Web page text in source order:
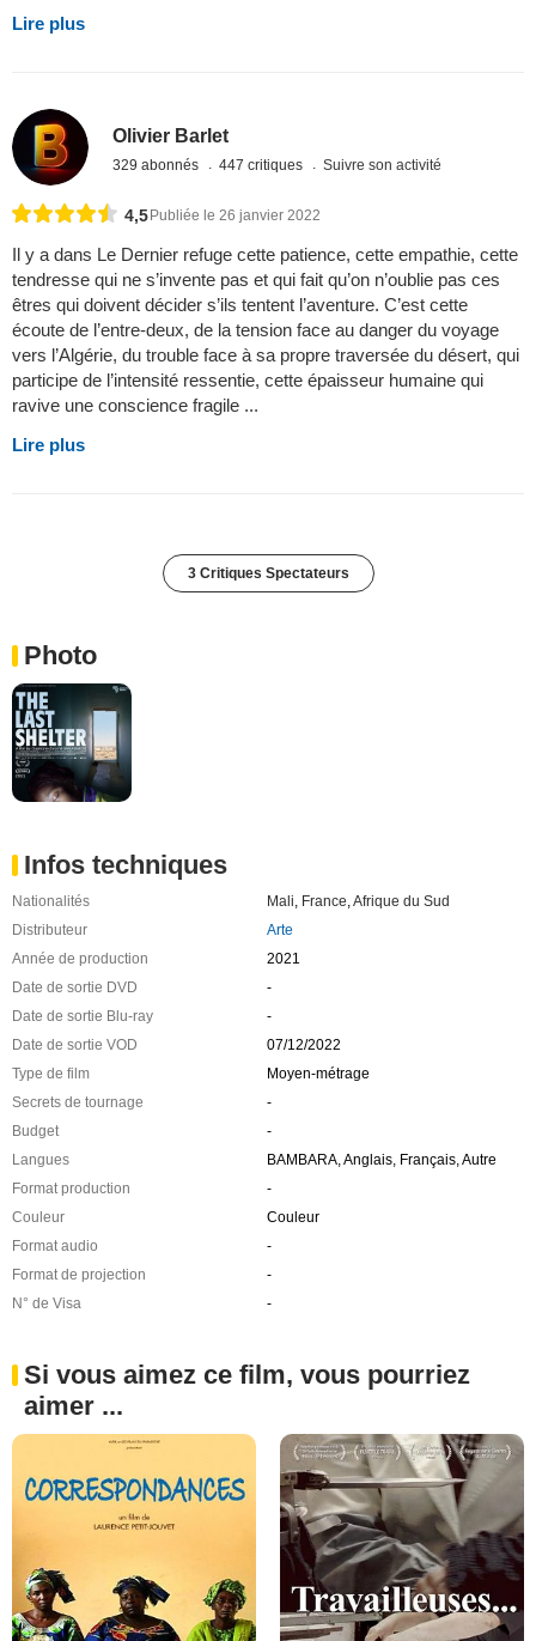
Lire plus
Olivier Barlet
329 abonnés 447 critiques Suivre son activité
4,5Publiée le 26 janvier 2022
Il y a dans Le Dernier refuge cette patience, cette empathie, cette
tendresse qui ne s’invente pas et qui fait qu’on n’oublie pas ces
êtres qui doivent décider s’ils tentent l’aventure. C’est cette
écoute de l’entre-deux, de la tension face au danger du voyage
vers l’Algérie, du trouble face à sa propre traversée du désert, qui
participe de l’intensité ressentie, cette épaisseur humaine qui
ravive une conscience fragile ...
Lire plus
3 Critiques Spectateurs
Photo
Infos techniques
Nationalités Mali, France,Afrique du Sud
Distributeur
Arte
Année de production
2021
Date de sortie DVD
-
Date de sortie Blu-ray
-
Date de sortie VOD
07/12/2022
Type de film
Moyen-métrage
Secrets de tournage
-
Budget
-
Langues
BAMBARA, Anglais, Français, Autre
Format production
-
Couleur
Couleur
Format audio
-
Format de projection
-
N° de Visa
-
Si vous aimez ce film, vous pourriez
aimer ...